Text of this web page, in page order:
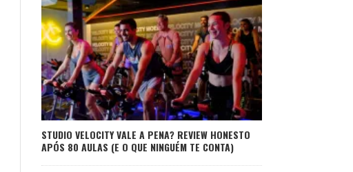
STUDIO VELOCITY VALE A PENA? REVIEW HONESTO
APÓS 80 AULAS (E O QUE NINGUÉM TE CONTA)